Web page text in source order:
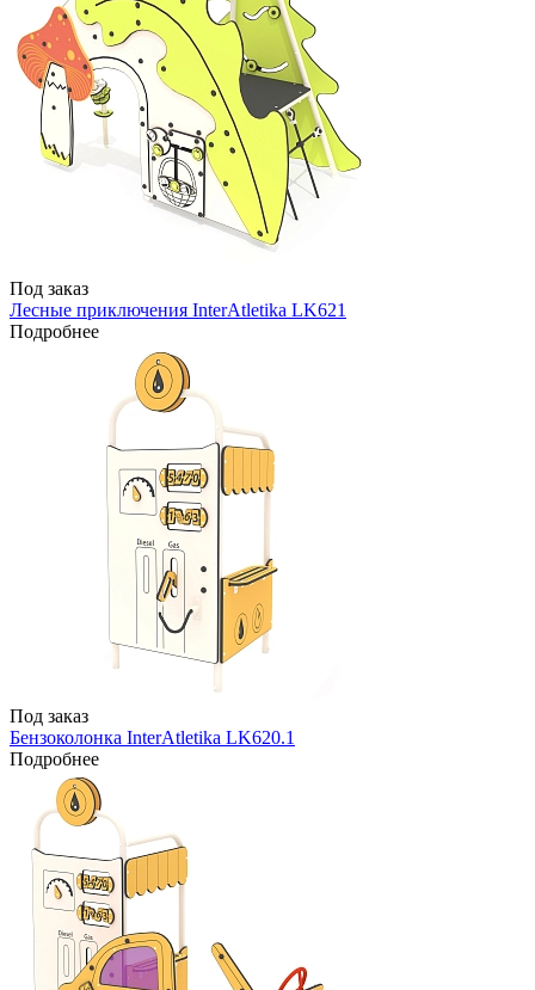
Под заказ
Лесные приключения InterAtletika LK621
Подробнее
Под заказ
Бензоколонка InterAtletika LK620.1
Подробнее